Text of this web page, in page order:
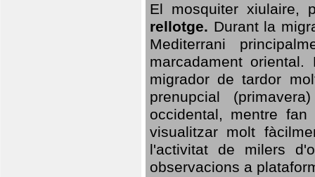
El mosquiter xiulaire,
rellotge. Durant la
Mediterrani
marcadament
migrador de tardor
prenupcial
occidental, mentre
visualitzar molt
l'activitat de milers
observacions a